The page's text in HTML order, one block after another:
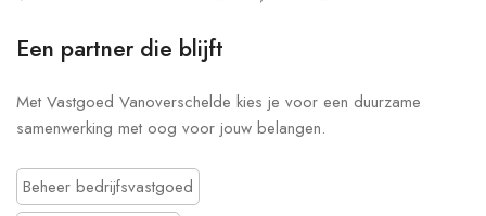
Een partner die blijft
Met Vastgoed Vanoverschelde kies je voor een duurzame
samenwerking met oog voor jouw belangen.
Beheer bedrijfsvastgoed